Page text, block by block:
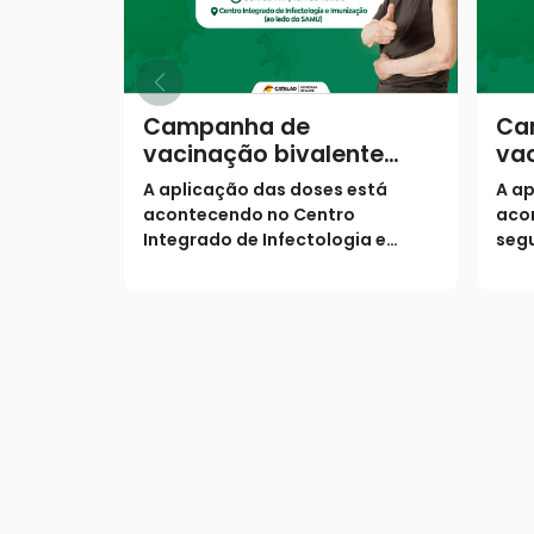
Campanha de
vacinação bivalente
contra a covid-19
continua em Catalão
A aplicação das doses está
acontecendo no Centro
Integrado de Infectologia e
A